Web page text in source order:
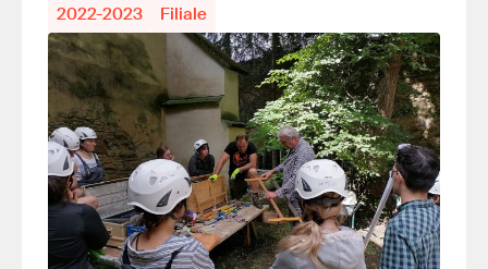
2022-2023 Filiale